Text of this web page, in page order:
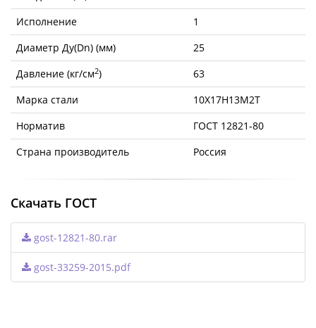
Исполнение
1
Диаметр Ду(Dn) (мм)
25
Давление (кг/см2)
63
Марка стали
10Х17Н13М2Т
Норматив
ГОСТ 12821-80
Страна производитель
Россия
Скачать ГОСТ
gost-12821-80.rar
gost-33259-2015.pdf